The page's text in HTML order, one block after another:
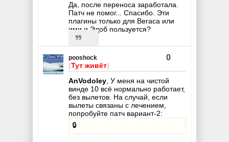
Да, после переноса заработала.
Патч не помог... Спасибо. Эти
плагины только для Вегаса или
ими и Эдоб пользуется?
pooshock
(Тут живёт)
0
AnVodoley, У меня на чистой
винде 10 всё нормально работает,
без вылетов. На случай, если
вылеты связаны с лечением,
попробуйте патч вариант-2:
🔒